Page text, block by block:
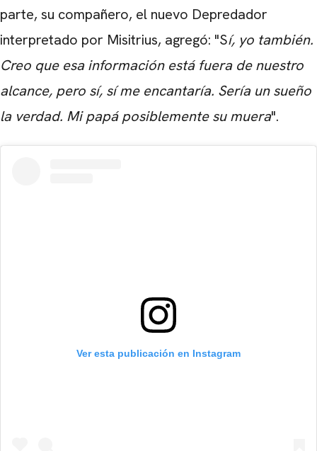
parte, su compañero, el nuevo Depredador
interpretado por Misitrius, agregó: "Sí, yo también.
Creo que esa información está fuera de nuestro
alcance, pero sí, sí me encantaría. Sería un sueño
la verdad. Mi papá posiblemente su muera".
Ver esta publicación en Instagram